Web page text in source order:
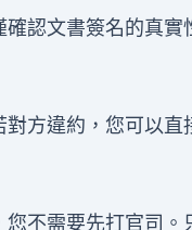
認文書簽名的真實
方違約，您可以直
不需要先打官司。